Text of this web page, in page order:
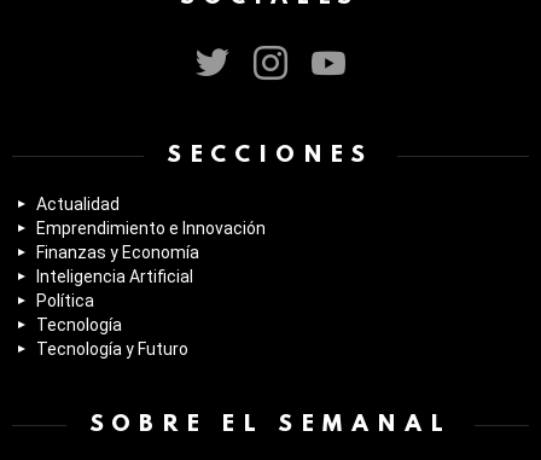
SECCIONES
Actualidad
Emprendimiento e Innovación
Finanzas y Economía
Inteligencia Artificial
Política
Tecnología
Tecnología y Futuro
SOBRE EL SEMANAL